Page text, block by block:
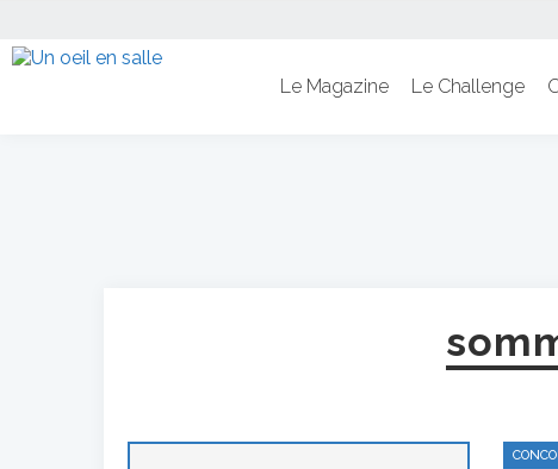
Le Magazine Le Challenge